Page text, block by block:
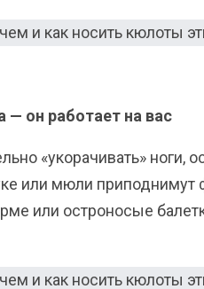
— он работает на вас
«укорачивать»
или мюли приподнимут
или остроносые